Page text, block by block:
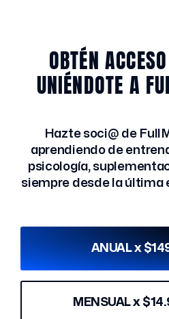
OBTÉN
UNIÉNDOTE A
Hazte soci@ de
aprendiendo de
psicología,
siempre desde la última
ANUAL x
MENSUAL x